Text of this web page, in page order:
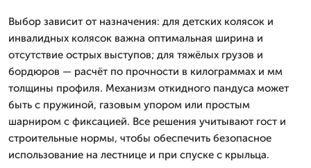
Выбор зависит от назначения: для детских колясок и
инвалидных колясок важна оптимальная ширина и
отсутствие острых выступов; для тяжёлых грузов и
бордюров — расчёт по прочности в килограммах и мм
толщины профиля. Механизм откидного пандуса может
быть с пружиной, газовым упором или простым
шарниром с фиксацией. Все решения учитывают гост и
строительные нормы, чтобы обеспечить безопасное
использование на лестнице и при спуске с крыльца.